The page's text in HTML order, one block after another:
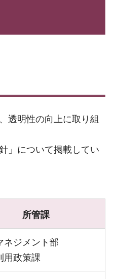
透明性の向上に取り組
」について掲載してい
所管課
ネジメント部
用政策課